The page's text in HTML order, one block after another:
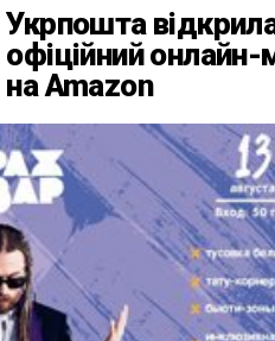
Укрпошта
офіційний онлайн-
на Amazon